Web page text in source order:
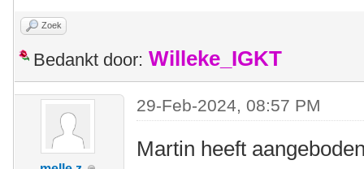
Zoek
Bedankt door: Willeke_IGKT
29-Feb-2024, 08:57 PM
Martin heeft